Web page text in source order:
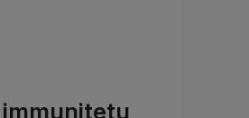
immunitetu